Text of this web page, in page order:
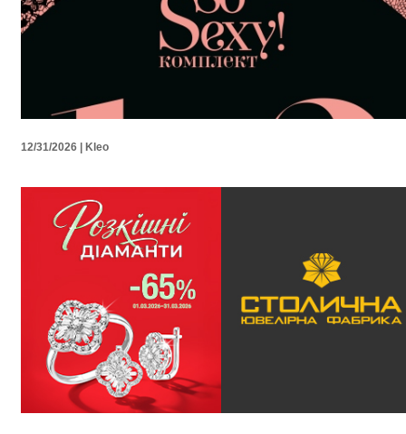
12/31/2026 | Kleo